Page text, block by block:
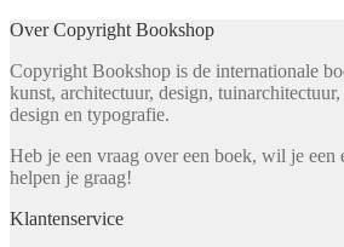
Over Copyright Bookshop
Copyright Bookshop is de internationale
kunst, architectuur, design,
design en typografie.
Heb je een vraag over een boek, wil je een
helpen je graag!
Klantenservice